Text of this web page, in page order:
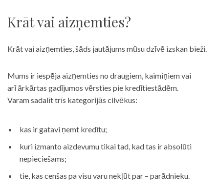
Krāt vai aizņemties?
Krāt vai aizņemties, šāds jautājums mūsu dzīvē izskan bieži.
Mums ir iespēja aizņemties no draugiem, kaimiņiem vai
arī ārkārtas gadījumos vērsties pie kredītiestādēm.
Varam sadalīt trīs kategorijās cilvēkus:
kas ir gatavi ņemt kredītu;
kuri izmanto aizdevumu tikai tad, kad tas ir absolūti
nepieciešams;
tie, kas cenšas pa visu varu nekļūt par – parādnieku.